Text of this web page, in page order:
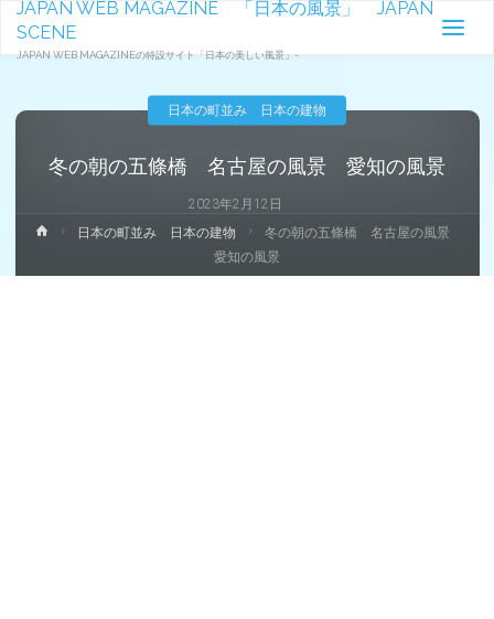
JAPAN WEB MAGAZINE 「日本の風景」 JAPAN
SCENE
JAPAN WEB MAGAZINEの特設サイト「日本の美しい風景」-
冬の朝の五條橋 名古屋の風景 愛知の風景
2023年2月12日
日本の町並み 日本の建物
ホ
ム
日本の町並み 日本の建物
冬の朝の五條橋 名古屋の風景
愛知の風景